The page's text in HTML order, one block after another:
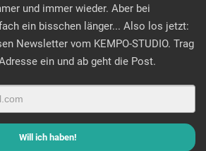
und immer wieder. Aber bei
ein bisschen länger... Also los jetzt:
Newsletter vom KEMPO-STUDIO. Trag
ein und ab geht die Post.